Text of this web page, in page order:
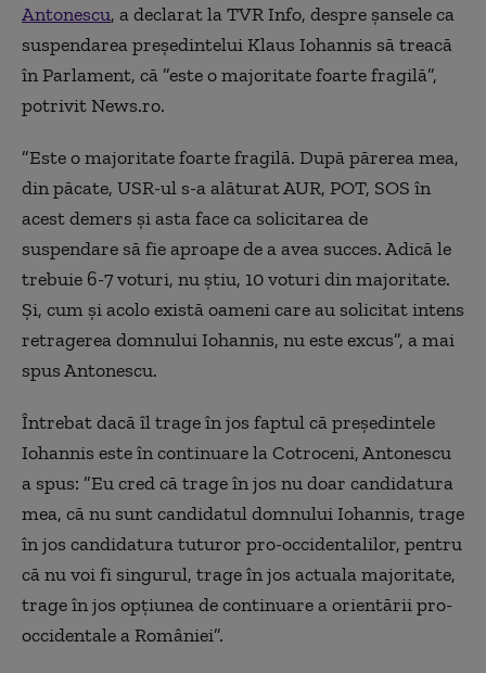
Antonescu, a declarat la TVR Info, despre şansele ca
suspendarea preşedintelui Klaus Iohannis să treacă
în Parlament, că ”este o majoritate foarte fragilă”,
potrivit News.ro.
”Este o majoritate foarte fragilă. După părerea mea,
din păcate, USR-ul s-a alăturat AUR, POT, SOS în
acest demers şi asta face ca solicitarea de
suspendare să fie aproape de a avea succes. Adică le
trebuie 6-7 voturi, nu ştiu, 10 voturi din majoritate.
Şi, cum şi acolo există oameni care au solicitat intens
retragerea domnului Iohannis, nu este excus”, a mai
spus Antonescu.
Întrebat dacă îl trage în jos faptul că preşedintele
Iohannis este în continuare la Cotroceni, Antonescu
a spus: ”Eu cred că trage în jos nu doar candidatura
mea, că nu sunt candidatul domnului Iohannis, trage
în jos candidatura tuturor pro-occidentalilor, pentru
că nu voi fi singurul, trage în jos actuala majoritate,
trage în jos opţiunea de continuare a orientării pro-
occidentale a României”.